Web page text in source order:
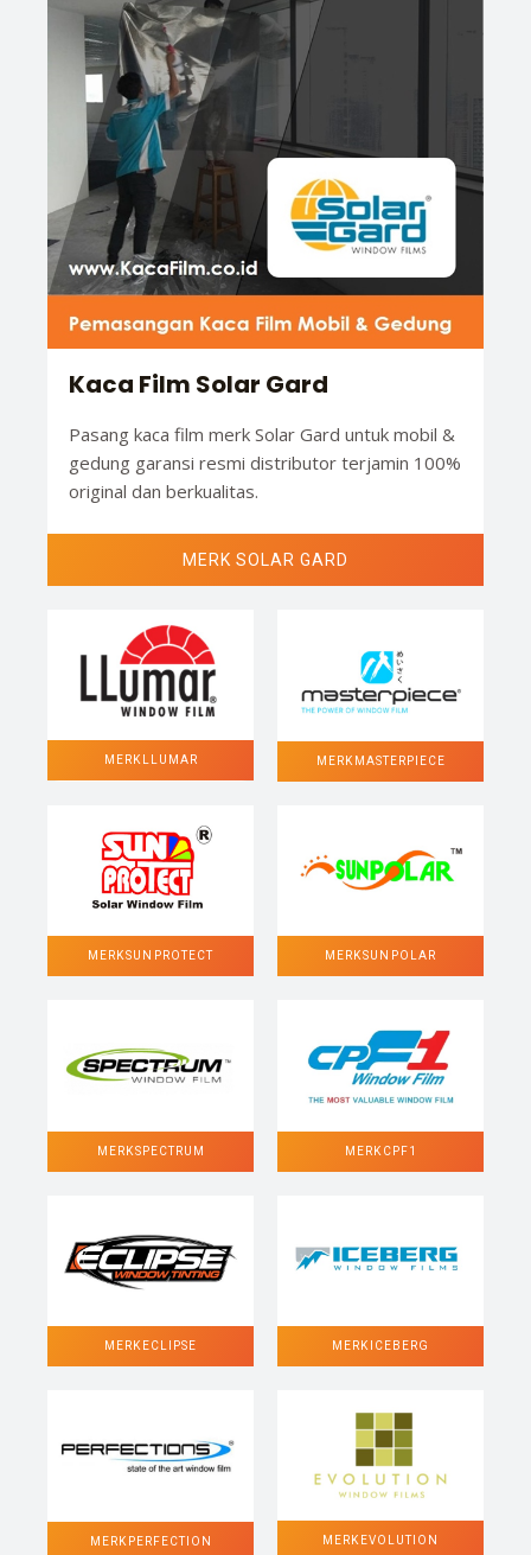
Kaca Film Solar Gard
Pasang kaca film merk Solar Gard untuk mobil &
gedung garansi resmi distributor terjamin 100%
original dan berkualitas.
MERK SOLAR GARD
MERK LLUMAR MERK MASTERPIECE
MERK SUN PROTECT MERK SUN POLAR
MERK SPECTRUM MERK CPF1
MERK ECLIPSE MERK ICEBERG
MERK PERFECTION MERK EVOLUTION